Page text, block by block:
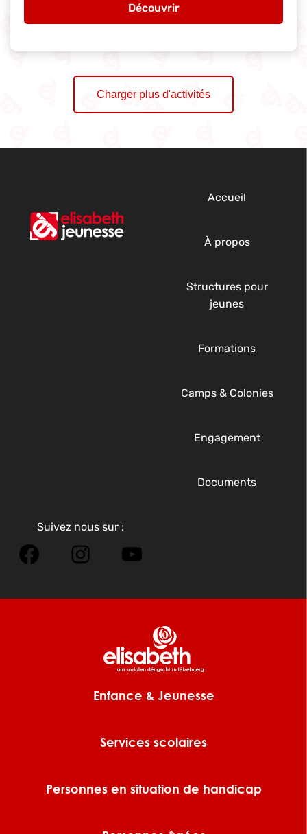
Découvrir
Charger plus d'activités
Accueil
À propos
Structures pour
jeunes
Formations
Camps & Colonies
Engagement
Documents
Suivez nous sur :
Facebook
Instagram
Enfance & Jeunesse
Services scolaires
Personnes en situation de handicap